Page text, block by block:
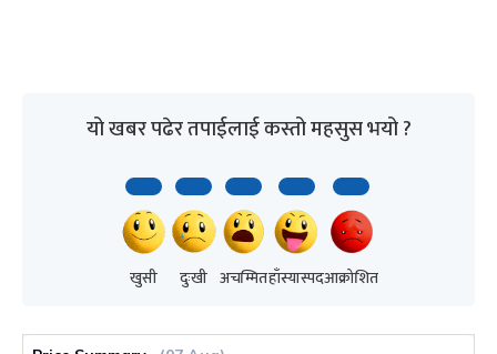
यो खबर पढेर तपाईलाई कस्तो महसुस भयो ?
खुसी दुःखी अचम्मितहाँस्यास्पदआक्रोशित